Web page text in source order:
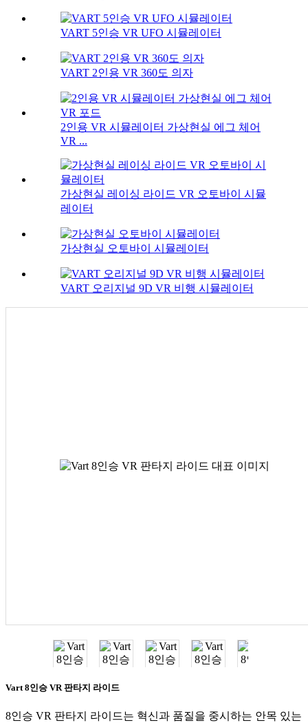
VART 5인승 VR UFO 시뮬레이터
VART 2인용 VR 360도 의자
2인용 VR 시뮬레이터 가상현실 에그 체어
VR ...
가상현실 레이싱 라이드 VR 오토바이 시뮬
레이터
가상현실 오토바이 시뮬레이터
VART 오리지널 9D VR 비행 시뮬레이터
Vart 8인승 VR 판타지 라이드
8인승 VR 판타지 라이드는 혁신과 품질을 중시하는 안목 있는